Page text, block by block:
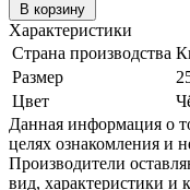
В корзину
Характеристики
Страна производства
Размер
Цвет
Данная информация о
целях ознакомления и
Производители
вид, характеристики и